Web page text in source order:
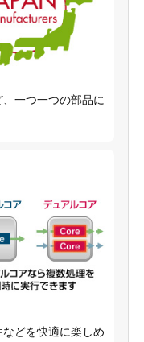
一つ一つの部品に
どを快適に楽しめ